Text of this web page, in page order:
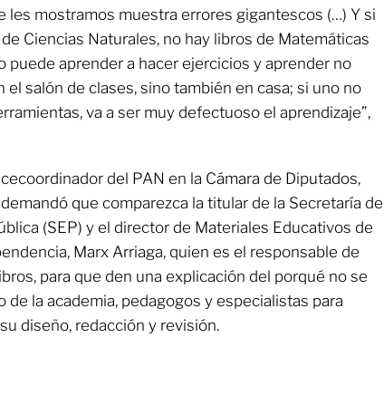
les mostramos muestra errores gigantescos (…) Y si
Ciencias Naturales, no hay libros de Matemáticas
puede aprender a hacer ejercicios y aprender no
el salón de clases, sino también en casa; si uno no
va a ser muy defectuoso el aprendizaje”,
del PAN en la Cámara de Diputados,
que comparezca la titular de la Secretaría de
(SEP) y el director de Materiales Educativos de
Marx Arriaga, quien es el responsable de
para que den una explicación del porqué no se
de la academia, pedagogos y especialistas para
diseño, redacción y revisión.